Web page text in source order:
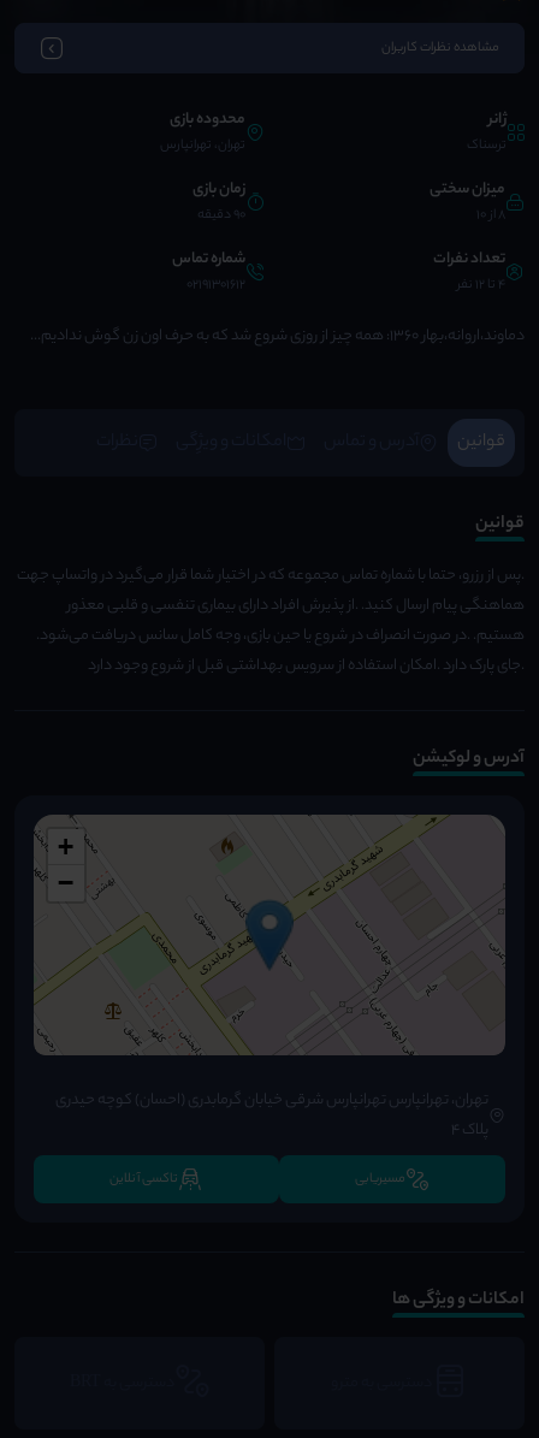
مشاهده نظرات کاربران
ژانر
ترسناک
محدوده بازی
تهران، تهرانپارس
میزان سختی
8 از 10
زمان بازی
90 دقیقه
تعداد نفرات
4 تا 12 نفر
شماره تماس
02191301612
دماوند،اروانه،بهار ۱۳۶۰: همه چیز از روزی شروع شد که به حرف اون زن گوش ندادیم...
قوانین
قوانین
.پس از رزرو، حتما با شماره تماس مجموعه که در اختیار شما قرار می‌گیرد در واتساپ جهت
هماهنگی پیام ارسال کنید. .از پذیرش افراد دارای بیماری تنفسی و قلبی معذور
هستیم. .در صورت انصراف در شروع یا حین بازی، وجه کامل سانس دریافت می‌شود.
.جای پارک دارد .امکان استفاده از سرویس بهداشتی قبل از شروع وجود دارد
آدرس و لوکیشن
+
−
تهران، تهرانپارس تهرانپارس شرقی خیابان گرمابدری (احسان) کوچه حیدری
پلاک ۴
مسیریابی تاکسی آنلاین
امکانات و ویژگی ها